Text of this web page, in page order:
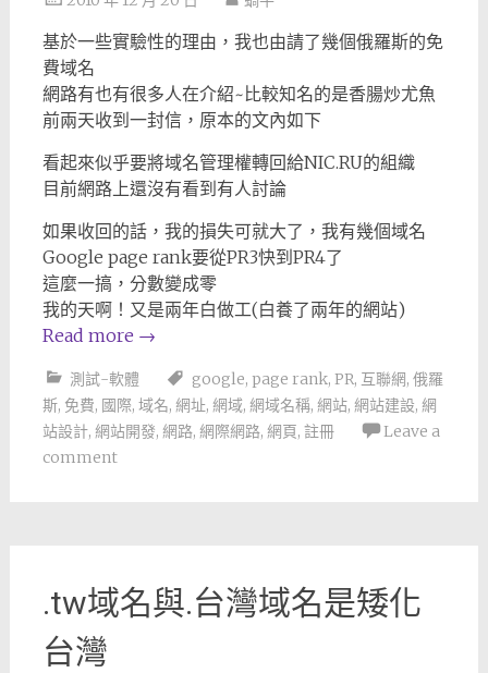
基於一些實驗性的理由，我也由請了幾個俄羅斯的免
費域名
網路有也有很多人在介紹~比較知名的是香腸炒尤魚
前兩天收到一封信，原本的文內如下
看起來似乎要將域名管理權轉回給NIC.RU的組織
目前網路上還沒有看到有人討論
如果收回的話，我的損失可就大了，我有幾個域名
Google page rank要從PR3快到PR4了
這麼一搞，分數變成零
我的天啊！又是兩年白做工(白養了兩年的網站)
Read more →
測試-軟體 google, page rank, PR, 互聯網, 俄羅
斯, 免費, 國際, 域名, 網址, 網域, 網域名稱, 網站, 網站建設, 網
站設計, 網站開發, 網路, 網際網路, 網頁, 註冊
Leave a
comment
.tw域名與.台灣域名是矮化
台灣